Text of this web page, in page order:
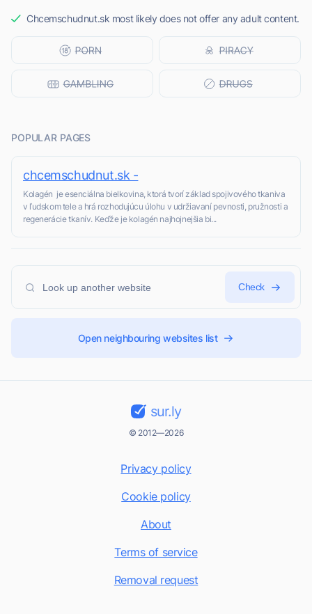
Chcemschudnut.sk most likely does not offer any adult content.
POPULAR PAGES
chcemschudnut.sk -
Kolagén je esenciálna bielkovina, ktorá tvorí základ spojivového tkaniva
v ľudskom tele a hrá rozhodujúcu úlohu v udržiavaní pevnosti, pružnosti a
regenerácie tkanív. Keďže je kolagén najhojnejšia bi...
Check
Open neighbouring websites list
sur.ly
© 2012—2026
Privacy policy
Cookie policy
About
Terms of service
Removal request